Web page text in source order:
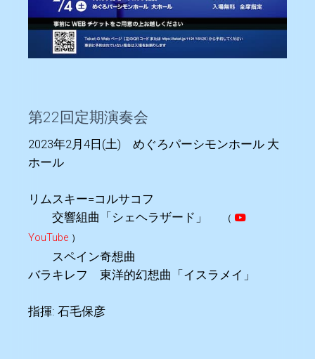
第22回定期演奏会
2023年2月4日(土) めぐろパーシモンホール 大
ホール
リムスキー=コルサコフ
交響組曲「シェヘラザード」
（
YouTube ）
スペイン奇想曲
バラキレフ 東洋的幻想曲「イスラメイ」
指揮: 石毛保彦